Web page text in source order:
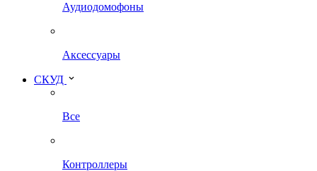
Аудиодомофоны
Аксессуары
СКУД
Все
Контроллеры